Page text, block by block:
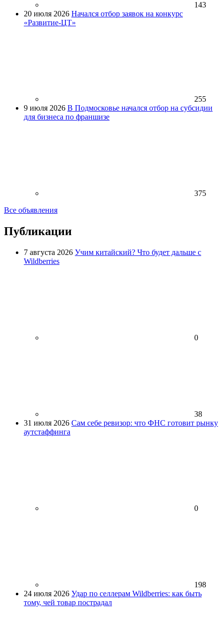
143
20 июля 2026 Начался отбор заявок на конкурс
«Развитие-ЦТ»
255
9 июля 2026 В Подмосковье начался отбор на субсидии
для бизнеса по франшизе
375
Все объявления
Публикации
7 августа 2026 Учим китайский? Что будет дальше с
Wildberries
0
38
31 июля 2026 Сам себе ревизор: что ФНС готовит рынку
аутстаффинга
0
198
24 июля 2026 Удар по селлерам Wildberries: как быть
тому, чей товар пострадал